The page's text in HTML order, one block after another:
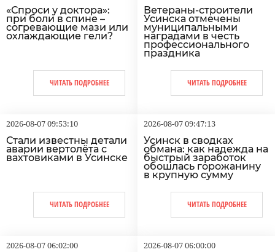
«Спроси у доктора»:
при боли в спине –
согревающие мази или
охлаждающие гели?
ЧИТАТЬ ПОДРОБНЕЕ
Ветераны-строители
Усинска отмечены
муниципальными
наградами в честь
профессионального
праздника
ЧИТАТЬ ПОДРОБНЕЕ
2026-08-07 09:53:10
Стали известны детали
аварии вертолёта с
вахтовиками в Усинске
ЧИТАТЬ ПОДРОБНЕЕ
2026-08-07 09:47:13
Усинск в сводках
обмана: как надежда на
быстрый заработок
обошлась горожанину
в крупную сумму
ЧИТАТЬ ПОДРОБНЕЕ
2026-08-07 06:02:00 2026-08-07 06:00:00